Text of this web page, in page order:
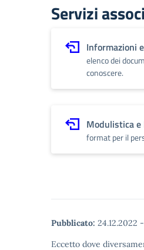
Servizi
Informazioni
elenco dei
conoscere.
Modulistica e
format per il
Pubblicato: 24.12.2022 -
Eccetto dove